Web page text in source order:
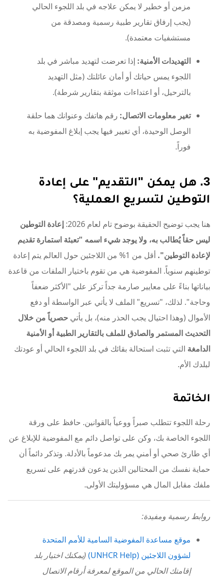
مزمن أو خطير لا يمكن علاجه في بلد اللجوء الحالي
(يجب إرفاق تقارير طبية رسمية ومصدقة من
مستشفيات معتمدة).
التهديدات الأمنية: إذا تعرضت لتهديد مباشر في بلد
اللجوء يمس حياتك أو أمان عائلتك (مثل التهديد
بالترحيل، أو اعتداءات موثقة بتقارير شرطة).
تغير معلومات الاتصال: رقم هاتفك وعنوانك هما حلقة
الوصل الوحيدة، أي تغيير فيها يجب إبلاغ المفوضية به
فوراً.
3. هل يمكن "التقديم" على إعادة
التوطين لتسريع العملية؟
هنا يجب توضيح الحقيقة بوضوح تام لعام 2026:
إعادة التوطين
ليس حقاً يُطالب به، ولا يوجد شيء اسمه "تعبئة استمارة تقديم
لإعادة التوطين".
أقل من 1% من اللاجئين حول العالم يتم إعادة
توطينهم سنوياً. المفوضية هي من تقوم باختيار الملفات من قاعدة
بياناتها بناءً على معايير صارمة جداً تركز على "الأكثر ضعفاً
وحاجة". لذلك، "تسريع" الملف لا يأتي عبر الواسطة أو دفع
الأموال (وهذا احتيال يجب الحذر منه)، بل يأتي حصرياً من خلال
التحديث المستمر والصادق للملف بالتقارير الطبية أو الأمنية
الدامغة التي تثبت استحالة بقائك في بلد اللجوء الحالي أو عودتك
لبلدك الأم.
الخاتمة
رحلة اللجوء تتطلب صبراً ووعياً بالقوانين. حافظ على ورقة
اللجوء الخاصة بك، وكن على تواصل دائم مع المفوضية للإبلاغ عن
أي طارئ صحي أو أمني يمر بك مدعوماً بالأدلة. وتذكر دائماً أن
حماية نفسك من المحتالين الذين يدعون قدرتهم على تسريع
ملفك مقابل المال هي مسؤوليتك الأولى.
روابط رسمية ومفيدة:
موقع مساعدة المفوضية السامية للأمم المتحدة
لشؤون اللاجئين (UNHCR Help)
(يمكنك اختيار بلد
إقامتك الحالي من الموقع لمعرفة أرقام الاتصال